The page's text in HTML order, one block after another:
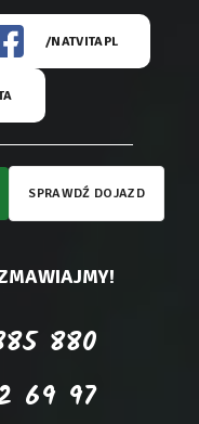
/NATVITAPL
SPRAWDŹ DOJAZD
880
69 97